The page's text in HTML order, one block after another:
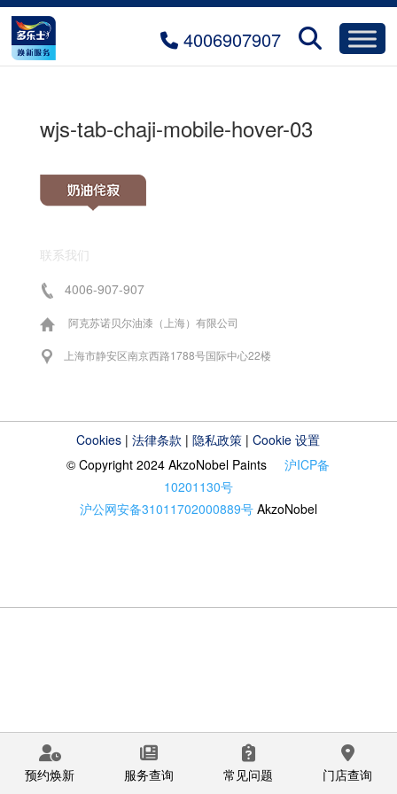
4006907907
wjs-tab-chaji-mobile-hover-03
联系我们
4006-907-907
阿克苏诺贝尔油漆（上海）有限公司
上海市静安区南京西路1788号国际中心22楼
Cookies |法律条款 |隐私政策 |Cookie 设置
© Copyright 2024 AkzoNobel Paints沪ICP备
10201130号
沪公网安备31011702000889号 AkzoNobel
预约焕新 服务查询 常见问题 门店查询